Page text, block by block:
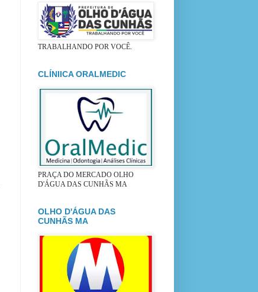
TRABALHANDO POR VOCÊ.
CLÍNIICA ORALMEDIC
PRAÇA DO MERCADO OLHO
D'ÁGUA DAS CUNHÃS MA
OLHO D'ÁGUA DAS
CUNHÃS MA